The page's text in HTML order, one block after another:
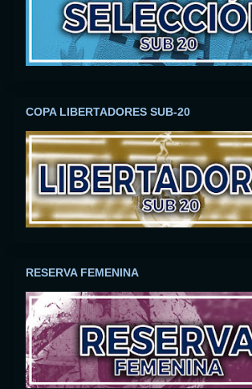
COPA LIBERTADORES SUB-20
RESERVA FEMENINA